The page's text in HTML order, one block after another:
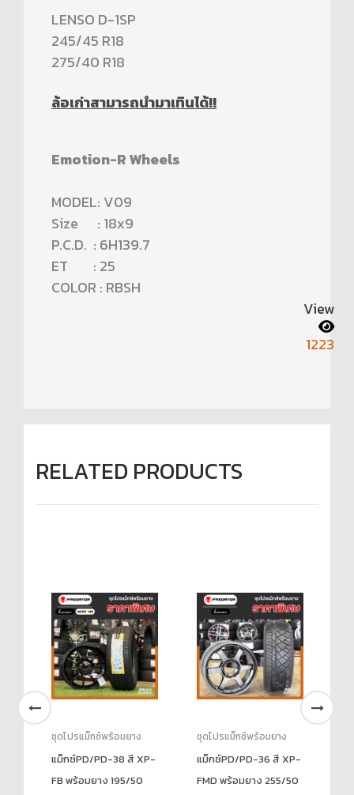
LENSO D-1SP
245/45 R18
275/40 R18
ล้อเก่าสามารถนำมาเทินได้!!
Emotion-R Wheels
MODEL: V09
Size : 18x9
P.C.D. : 6H139.7
ET : 25
COLOR : RBSH
View
1223
RELATED PRODUCTS
ชุดโปรแม็กซ์พร้อมยาง
แม็กซ์PD/PD-38 สี XP-
FB พร้อมยาง 195/50
ชุดโปรแม็กซ์พร้อมยาง
แม็กซ์PD/PD-36 สี XP-
FMD พร้อมยาง 255/50